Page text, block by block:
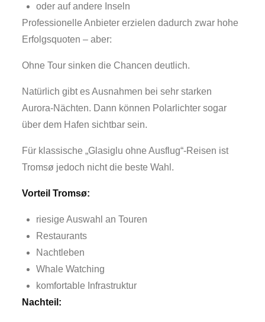
oder auf andere Inseln
Professionelle Anbieter erzielen dadurch zwar hohe
Erfolgsquoten – aber:
Ohne Tour sinken die Chancen deutlich.
Natürlich gibt es Ausnahmen bei sehr starken
Aurora-Nächten. Dann können Polarlichter sogar
über dem Hafen sichtbar sein.
Für klassische „Glasiglu ohne Ausflug“-Reisen ist
Tromsø jedoch nicht die beste Wahl.
Vorteil Tromsø:
riesige Auswahl an Touren
Restaurants
Nachtleben
Whale Watching
komfortable Infrastruktur
Nachteil: